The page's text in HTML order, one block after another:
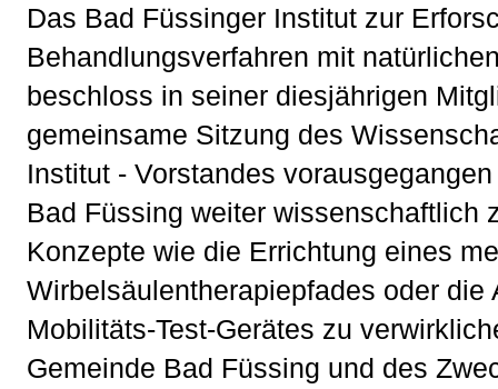
Das Bad Füssinger Institut zur
Behandlungsverfahren mit
beschloss in seiner diesjährigen
gemeinsame Sitzung des
Institut - Vorstandes
Bad Füssing weiter wissenschaftlich
Konzepte wie die Errichtung eines
Wirbelsäulentherapiepfades oder die
Mobilitäts-Test-Gerätes zu
Gemeinde Bad Füssing und des